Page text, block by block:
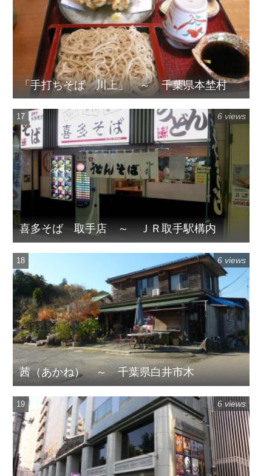
「手打ちそば 川上」 ～ 千葉県本埜村
喜多そば 取手店 ～ ＪＲ取手駅構内
6 views
茜（あかね） ～ 千葉県白井市木
6 views
6 views